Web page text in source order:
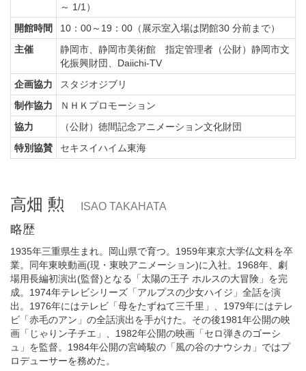
～ 1/1）
開館時間
10：00～19：00（展示室入場は閉館30 分前まで）
主催
静岡市、静岡市美術館 指定管理者（公財）静岡市文
化振興財団、Daiichi-TV
企画協力
スタジオジブリ
制作協力
ＮＨＫプロモーション
協力
（公財）徳間記念アニメーション文化財団
特別協賛
セキスイハイム東海
高畑 勲 ISAO TAKAHATA
略歴
1935年三重県生まれ。岡山県で育つ。1959年東京大学仏文科を卒
業。同年東映動画(現・東映アニメーション)に入社。1968年、劇
場用長編初演出(監督)となる「太陽の王子 ホルスの大冒険」を完
成。1974年テレビシリーズ「アルプスの少女ハイジ」全話を演
出。1976年にはテレビ「母をたずねて三千里」、1979年にはテレ
ビ「赤毛のアン」の全話演出を手がけた。その後1981年公開の映
画「じゃりン子チエ」、1982年公開の映画「セロ弾きのゴーシ
ュ」を監督。1984年公開の宮崎駿の「風の谷のナウシカ」ではプ
ロデューサーを務めた。